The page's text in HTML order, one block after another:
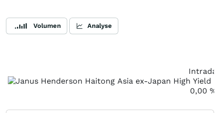
Volumen Analyse
Intraday
0,00 %